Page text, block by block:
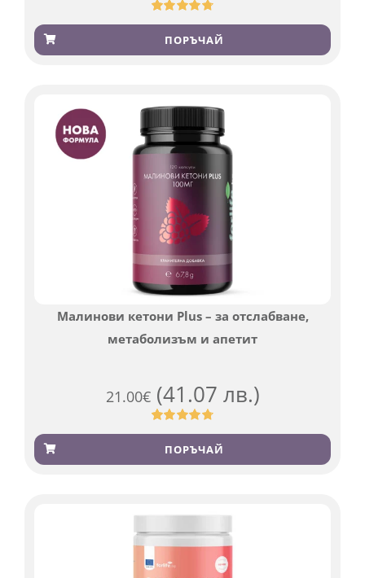
Оценен
4.79 от 5,
базирано
185
ПОРЪЧАЙ
Малинови кетони Plus – за отслабване,
метаболизъм и апетит
21.00€ (41.07 лв.)
Оценен
4.76 от 5,
базирано
819
ПОРЪЧАЙ